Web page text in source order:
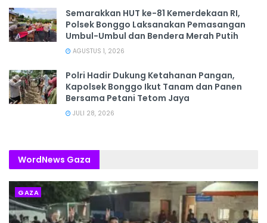
Semarakkan HUT ke-81 Kemerdekaan RI,
Polsek Bonggo Laksanakan Pemasangan
Umbul-Umbul dan Bendera Merah Putih
AGUSTUS 1, 2026
Polri Hadir Dukung Ketahanan Pangan,
Kapolsek Bonggo Ikut Tanam dan Panen
Bersama Petani Tetom Jaya
JULI 28, 2026
WordNews Gaza
GAZA